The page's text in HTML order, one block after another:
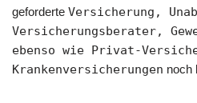
geforderte Versicherung,
Versicherungsberater,
ebenso wie Privat-
Krankenversicherungen noch